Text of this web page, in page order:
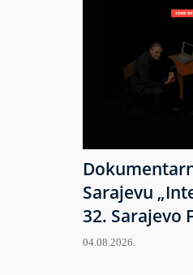
Sarajevu
32. Sarajevo
04.08.2026.